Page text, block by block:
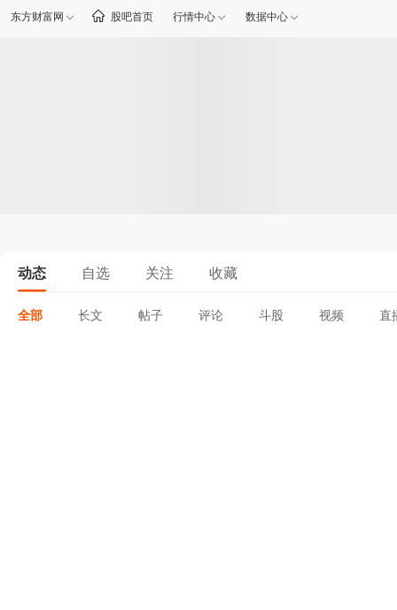
东方财富网 股吧首页 行情中心 数据中心
动态 自选 关注 收藏
全部 长文 帖子 评论 斗股 视频 直